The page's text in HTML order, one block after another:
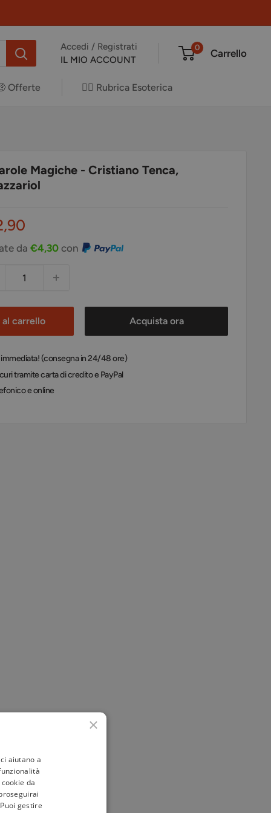
Accedi / Registrati
IL MIO ACCOUNT
0 Carrello
Offerte ✍🏻 Rubrica Esoterica
Magiche - Cristiano Tenca,
da€4,30 con
carrello Acquista ora
(consegna in 24/48 ore)
tramite carta di credito e PayPal
e online
×
aiutano a
da
gestire